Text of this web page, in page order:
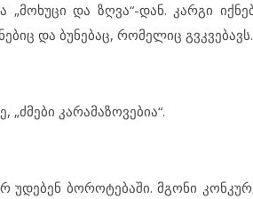
და ზღვა“-დან. კარგი
და ბუნებაც, რომელიც გვკვებავს.
კარამაზოვებია“.
ბოროტებაში. მგონი